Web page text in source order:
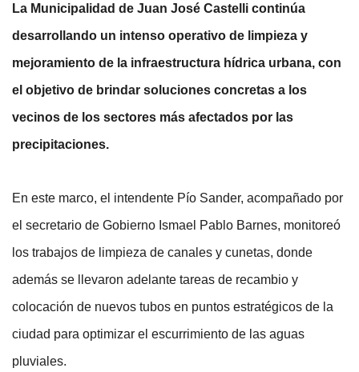
La Municipalidad de Juan José Castelli continúa
desarrollando un intenso operativo de limpieza y
mejoramiento de la infraestructura hídrica urbana, con
el objetivo de brindar soluciones concretas a los
vecinos de los sectores más afectados por las
precipitaciones.
En este marco, el intendente Pío Sander, acompañado por
el secretario de Gobierno Ismael Pablo Barnes, monitoreó
los trabajos de limpieza de canales y cunetas, donde
además se llevaron adelante tareas de recambio y
colocación de nuevos tubos en puntos estratégicos de la
ciudad para optimizar el escurrimiento de las aguas
pluviales.